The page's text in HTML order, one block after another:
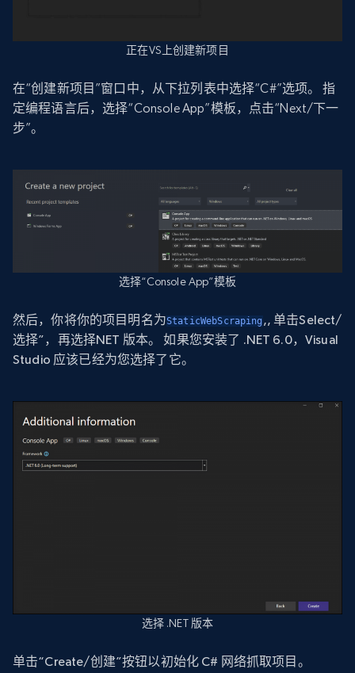
正在VS上创建新项目
在“创建新项目”窗口中，从下拉列表中选择“C#”选项。 指
定编程语言后，选择“Console App”模板，点击“Next/下一
步”。
选择“Console App”模板
然后，你将你的项目明名为StaticWebScraping ,, 单击Select/
选择”，再选择NET 版本。 如果您安装了 .NET 6.0，Visual
Studio 应该已经为您选择了它。
选择 .NET 版本
单击“Create/创建”按钮以初始化 C# 网络抓取项目。